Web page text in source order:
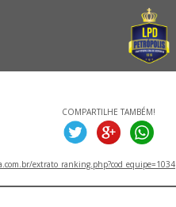
COMPARTILHE TAMBÉM!
extrato_ranking.php?cod_equipe=1034